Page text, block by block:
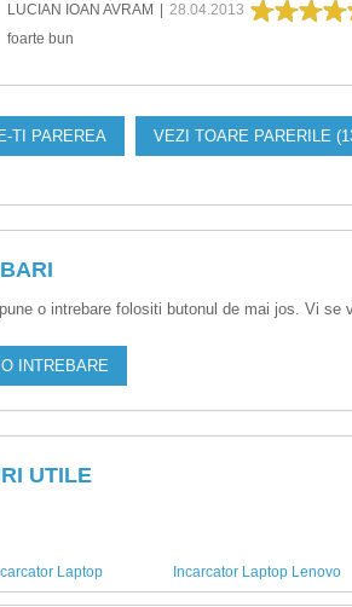
LUCIAN IOAN AVRAM
28.04.2013
foarte bun
TI PAREREA VEZI TOARE PARERILE
o intrebare folositi butonul de mai jos. Vi
INTREBARE
UTILE
Laptop Incarcator Laptop Lenovo